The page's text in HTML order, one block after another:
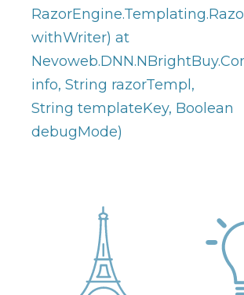
withWriter) at
info, String razorTempl,
String templateKey, Boolean
debugMode)